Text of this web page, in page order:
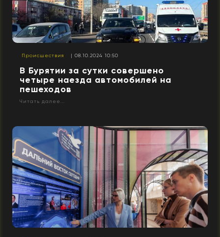
Происшествия | 08.10.2024 10:50
В Бурятии за сутки совершено
четыре наезда автомобилей на
пешеходов
Читать далее...